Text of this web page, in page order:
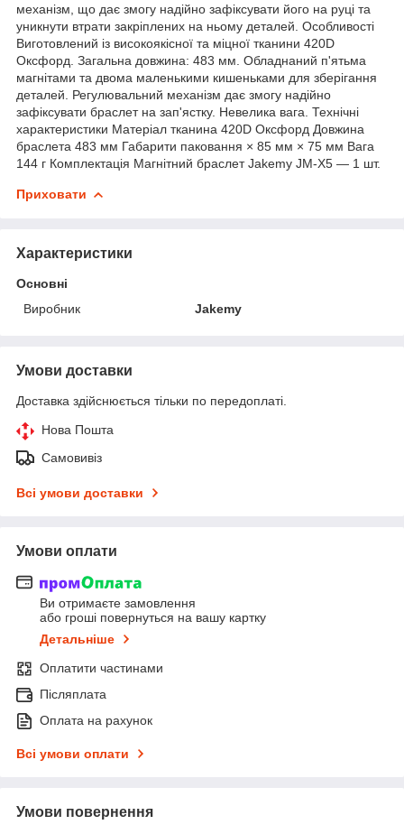
механізм, що дає змогу надійно зафіксувати його на руці та
уникнути втрати закріплених на ньому деталей. Особливості
Виготовлений із високоякісної та міцної тканини 420D
Оксфорд. Загальна довжина: 483 мм. Обладнаний п'ятьма
магнітами та двома маленькими кишеньками для зберігання
деталей. Регулювальний механізм дає змогу надійно
зафіксувати браслет на зап'ястку. Невелика вага. Технічні
характеристики Матеріал тканина 420D Оксфорд Довжина
браслета 483 мм Габарити паковання × 85 мм × 75 мм Вага
144 г Комплектація Магнітний браслет Jakemy JM-X5 — 1 шт.
Приховати
Характеристики
Основні
Виробник
Jakemy
Умови доставки
Доставка здійснюється тільки по передоплаті.
Нова Пошта
Самовивіз
Всі умови доставки
Умови оплати
Ви отримаєте замовлення
або гроші повернуться на вашу картку
Детальніше
Оплатити частинами
Післяплата
Оплата на рахунок
Всі умови оплати
Умови повернення